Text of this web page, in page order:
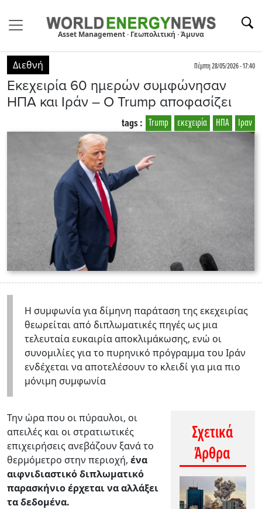
Asset Management · Γεωπολιτική · Άμυνα
Διεθνή Πέμπτη 28/05/2026 - 17:40
Εκεχειρία 60 ημερών συμφώνησαν
ΗΠΑ και Ιράν – Ο Trump αποφασίζει
Ιραν
ΗΠΑ
εκεχειρία
Trump
tags :
Η συμφωνία για δίμηνη παράταση της εκεχειρίας
θεωρείται από διπλωματικές πηγές ως μια
τελευταία ευκαιρία αποκλιμάκωσης, ενώ οι
συνομιλίες για το πυρηνικό πρόγραμμα του Ιράν
ενδέχεται να αποτελέσουν το κλειδί για μια πιο
μόνιμη συμφωνία
Σχετικά
Άρθρα
Την ώρα που οι πύραυλοι, οι
απειλές και οι στρατιωτικές
επιχειρήσεις ανεβάζουν ξανά το
θερμόμετρο στην περιοχή, ένα
αιφνιδιαστικό διπλωματικό
παρασκήνιο έρχεται να αλλάξει
τα δεδομένα.